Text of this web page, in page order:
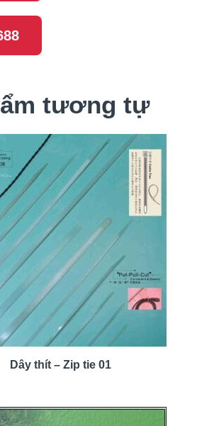
tương tự
Dây thít – Zip tie 01